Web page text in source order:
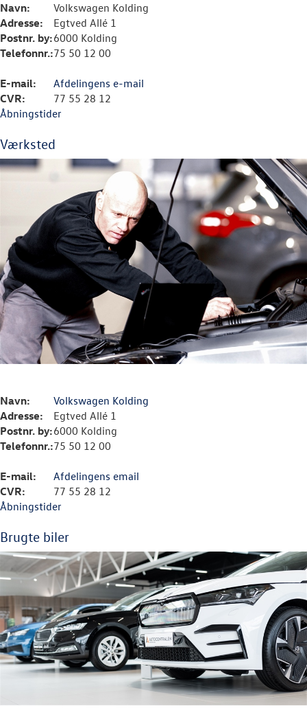
Navn:
Volkswagen Kolding
Adresse:
Egtved Allé 1
Postnr. by:6000 Kolding
Telefonnr.:75 50 12 00
E-mail:
Afdelingens e-mail
CVR:
77 55 28 12
Åbningstider
Værksted
Navn:
Volkswagen Kolding
Adresse:
Egtved Allé 1
Postnr. by:6000 Kolding
Telefonnr.:75 50 12 00
E-mail:
Afdelingens email
CVR:
77 55 28 12
Åbningstider
Brugte biler